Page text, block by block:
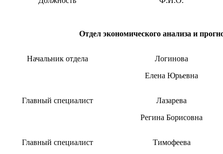
Отдел экономического анализа и
Начальник отдела
Логинова
Елена Юрьевна
Главный специалист
Лазарева
Регина Борисовна
Главный специалист
Тимофеева